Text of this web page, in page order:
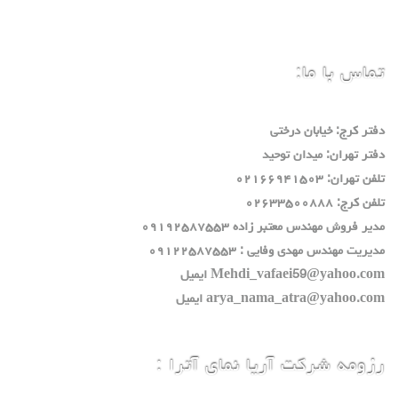
تماس با ما:
دفتر كرج: خيابان درختي
دفتر تهران: ميدان توحيد
تلفن تهران: ٠٢١٦٦٩٤١٥٠٣
تلفن كرج: ٠٢٦٣٣٥٠٠٨٨٨
مدير فروش مهندس معتبر زاده ٠٩١٩٢٥٨٧٥٥٣
مديريت مهندس مهدي وفايي : ٠٩١٢٢٥٨٧٥٥٣
Mehdi_vafaei59@yahoo.com ايميل
arya_nama_atra@yahoo.com ايميل
رزومه شرکت آریا نمای آترا :